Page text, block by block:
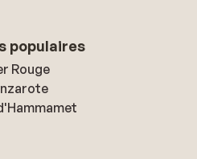
populaires
Rouge